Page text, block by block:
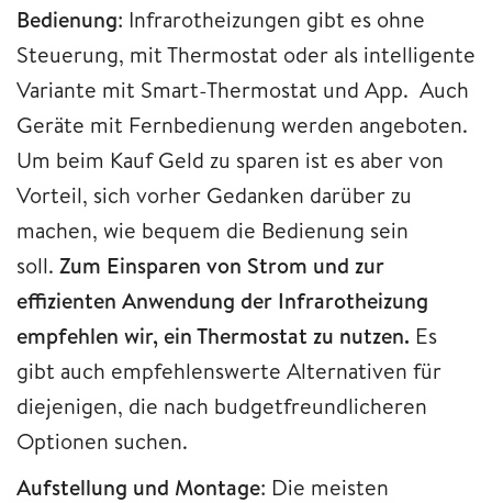
Bedienung: Infrarotheizungen gibt es ohne
Steuerung, mit Thermostat oder als intelligente
Variante mit Smart-Thermostat und App. Auch
Geräte mit Fernbedienung werden angeboten.
Um beim Kauf Geld zu sparen ist es aber von
Vorteil, sich vorher Gedanken darüber zu
machen, wie bequem die Bedienung sein
soll. Zum Einsparen von Strom und zur
effizienten Anwendung der Infrarotheizung
empfehlen wir, ein Thermostat zu nutzen. Es
gibt auch empfehlenswerte Alternativen für
diejenigen, die nach budgetfreundlicheren
Optionen suchen.
Aufstellung und Montage: Die meisten